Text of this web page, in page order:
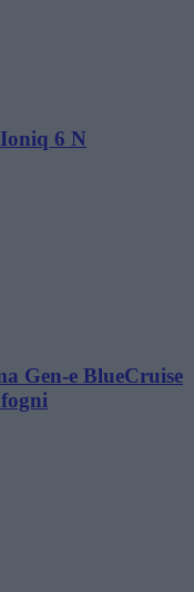
6 N
Gen-e BlueCruise